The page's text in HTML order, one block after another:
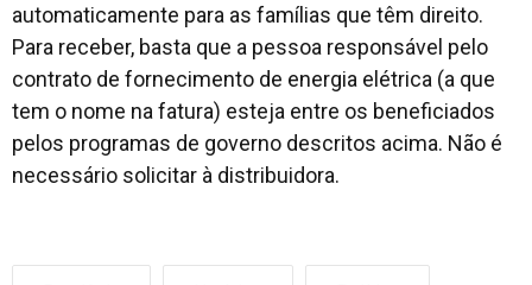
automaticamente para as famílias que têm direito.
Para receber, basta que a pessoa responsável pelo
contrato de fornecimento de energia elétrica (a que
tem o nome na fatura) esteja entre os beneficiados
pelos programas de governo descritos acima. Não é
necessário solicitar à distribuidora.